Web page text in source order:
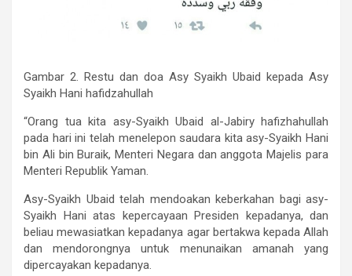
Gambar 2. Restu dan doa Asy Syaikh Ubaid kepada Asy
Syaikh Hani hafidzahullah
“Orang tua kita asy-Syaikh Ubaid al-Jabiry hafizhahullah
pada hari ini telah menelepon saudara kita asy-Syaikh Hani
bin Ali bin Buraik, Menteri Negara dan anggota Majelis para
Menteri Republik Yaman.
Asy-Syaikh Ubaid telah mendoakan keberkahan bagi asy-
Syaikh Hani atas kepercayaan Presiden kepadanya, dan
beliau mewasiatkan kepadanya agar bertakwa kepada Allah
dan mendorongnya untuk menunaikan amanah yang
dipercayakan kepadanya.